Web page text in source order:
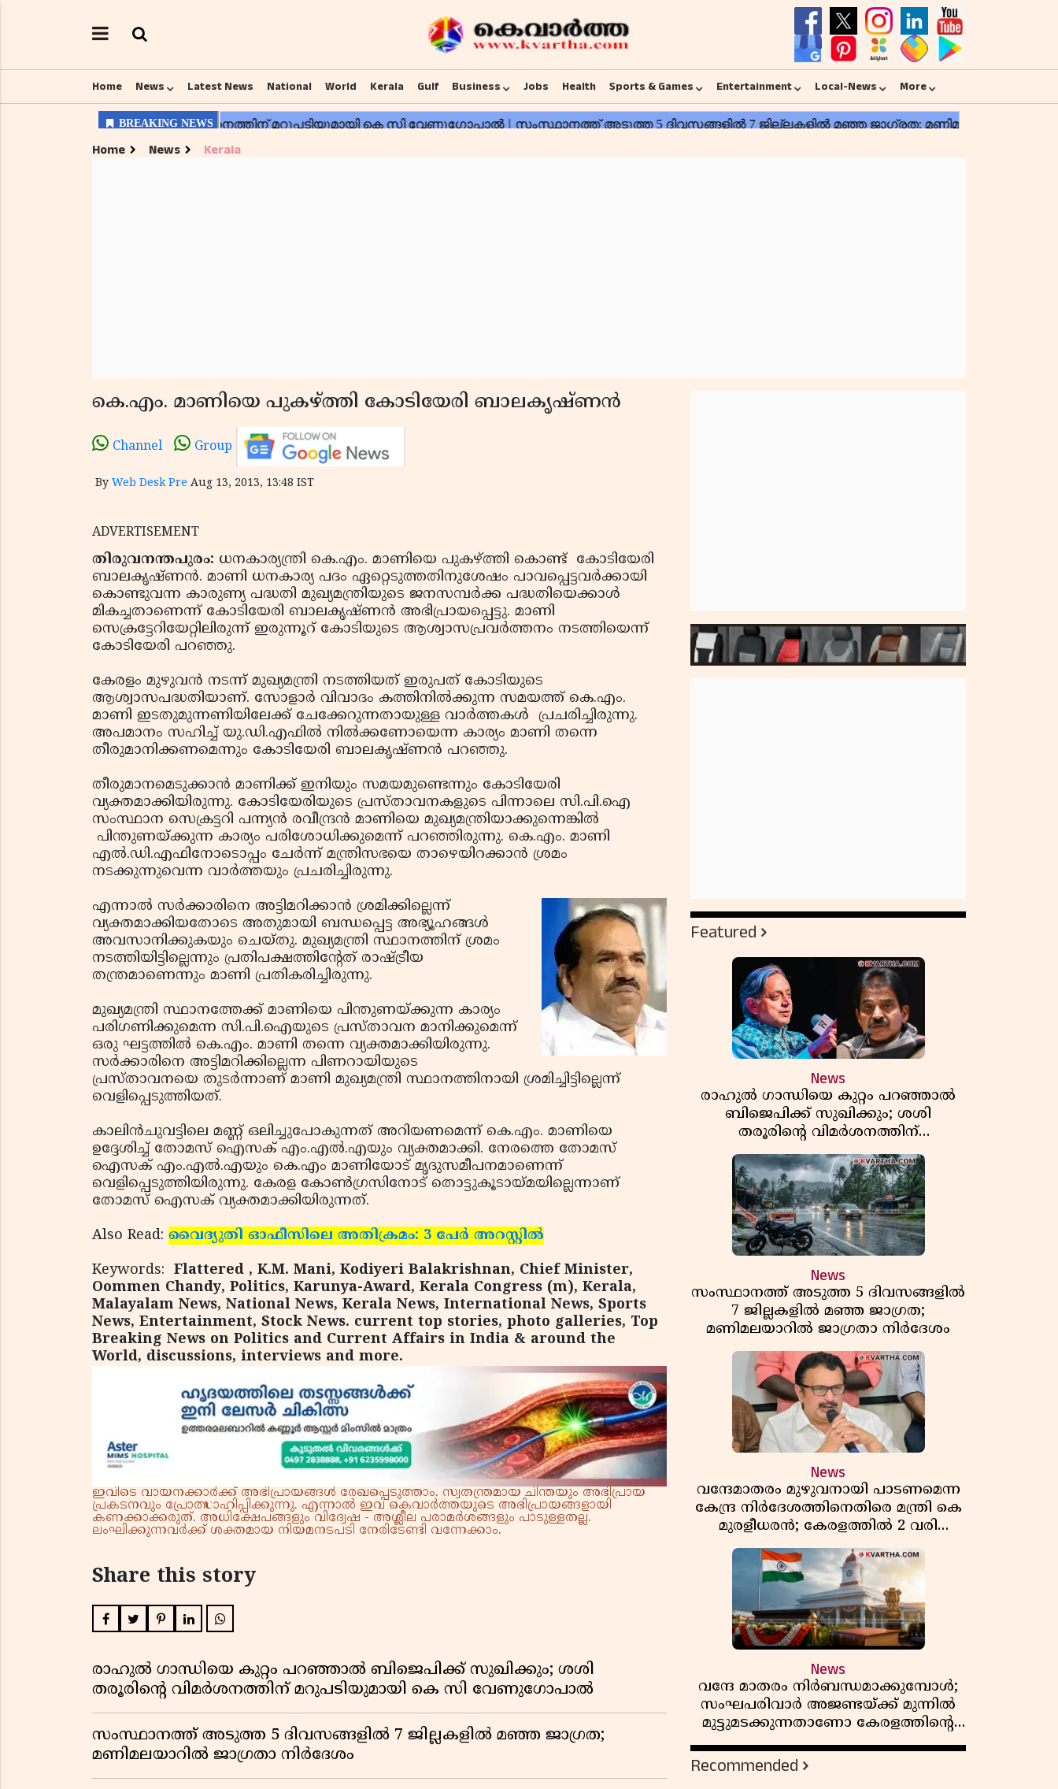
Home News Latest News National World Kerala Gulf Business Jobs Health Sports & Games Entertainment Local-News More
Home News Kerala
കെ.എം. മാണിയെ പുകഴ്ത്തി കോടിയേരി ബാലകൃഷ്ണന്‍
Channel Group
By Web Desk Pre Aug 13, 2013, 13:48 IST
ADVERTISEMENT
തിരുവനന്തപുരം: ധനകാര്യന്ത്രി കെ.എം. മാണിയെ പുകഴ്ത്തി കൊണ്ട് കോടിയേരി
ബാലകൃഷ്ണന്‍. മാണി ധനകാര്യ പദം ഏറ്റെടുത്തതിനുശേഷം പാവപ്പെട്ടവര്‍ക്കായി
കൊണ്ടുവന്ന കാരുണ്യ പദ്ധതി മുഖ്യമന്ത്രിയുടെ ജനസമ്പര്‍ക്ക പദ്ധതിയെക്കാള്‍
മികച്ചതാണെന്ന് കോടിയേരി ബാലകൃഷ്ണന്‍ അഭിപ്രായപ്പെട്ടു. മാണി
സെക്രട്ടേറിയേറ്റിലിരുന്ന് ഇരുന്നൂറ് കോടിയുടെ ആശ്വാസപ്രവര്‍ത്തനം നടത്തിയെന്ന്
കോടിയേരി പറഞ്ഞു.
കേരളം മുഴുവന്‍ നടന്ന് മുഖ്യമന്ത്രി നടത്തിയത് ഇരുപത് കോടിയുടെ
ആശ്വാസപദ്ധതിയാണ്. സോളാര്‍ വിവാദം കത്തിനില്‍ക്കുന്ന സമയത്ത് കെ.എം.
മാണി ഇടതുമുന്നണിയിലേക്ക് ചേക്കേറുന്നതായുള്ള വാര്‍ത്തകള്‍ പ്രചരിച്ചിരുന്നു.
അപമാനം സഹിച്ച് യു.ഡി.എഫില്‍ നില്‍ക്കണോയെന്ന കാര്യം മാണി തന്നെ
തീരുമാനിക്കണമെന്നും കോടിയേരി ബാലകൃഷ്ണന്‍ പറഞ്ഞു.
തീരുമാനമെടുക്കാന്‍ മാണിക്ക് ഇനിയും സമയമുണ്ടെന്നും കോടിയേരി
വ്യക്തമാക്കിയിരുന്നു. കോടിയേരിയുടെ പ്രസ്താവനകളുടെ പിന്നാലെ സി.പി.ഐ
സംസ്ഥാന സെക്രട്ടറി പന്ന്യന്‍ രവീന്ദ്രന്‍ മാണിയെ മുഖ്യമന്ത്രിയാക്കുന്നെങ്കില്‍
പിന്തുണയ്ക്കുന്ന കാര്യം പരിശോധിക്കുമെന്ന് പറഞ്ഞിരുന്നു. കെ.എം. മാണി
എല്‍.ഡി.എഫിനോടൊപ്പം ചേര്‍ന്ന് മന്ത്രിസഭയെ താഴെയിറക്കാന്‍ ശ്രമം
നടക്കുന്നുവെന്ന വാര്‍ത്തയും പ്രചരിച്ചിരുന്നു.
എന്നാല്‍ സര്‍ക്കാരിനെ അട്ടിമറിക്കാന്‍ ശ്രമിക്കില്ലെന്ന്
വ്യക്തമാക്കിയതോടെ അതുമായി ബന്ധപ്പെട്ട അഭ്യൂഹങ്ങള്‍
അവസാനിക്കുകയും ചെയ്തു. മുഖ്യമന്ത്രി സ്ഥാനത്തിന് ശ്രമം
നടത്തിയിട്ടില്ലെന്നും പ്രതിപക്ഷത്തിന്റേത് രാഷ്ട്രീയ
തന്ത്രമാണെന്നും മാണി പ്രതികരിച്ചിരുന്നു.
മുഖ്യമന്ത്രി സ്ഥാനത്തേക്ക് മാണിയെ പിന്തുണയ്ക്കുന്ന കാര്യം
പരിഗണിക്കുമെന്ന സി.പി.ഐയുടെ പ്രസ്താവന മാനിക്കുമെന്ന്
ഒരു ഘട്ടത്തില്‍ കെ.എം. മാണി തന്നെ വ്യക്തമാക്കിയിരുന്നു.
സര്‍ക്കാരിനെ അട്ടിമറിക്കില്ലെന്ന പിണറായിയുടെ
പ്രസ്താവനയെ തുടര്‍ന്നാണ് മാണി മുഖ്യമന്ത്രി സ്ഥാനത്തിനായി ശ്രമിച്ചിട്ടില്ലെന്ന്
വെളിപ്പെടുത്തിയത്.
കാലിന്‍ചുവട്ടിലെ മണ്ണ് ഒലിച്ചുപോകുന്നത് അറിയണമെന്ന് കെ.എം. മാണിയെ
ഉദ്ദേശിച്ച് തോമസ് ഐസക് എം.എല്‍.എയും വ്യക്തമാക്കി. നേരത്തെ തോമസ്
ഐസക് എം.എല്‍.എയും കെ.എം മാണിയോട് മൃദുസമീപനമാണെന്ന്
വെളിപ്പെടുത്തിയിരുന്നു. കേരള കോണ്‍ഗ്രസിനോട് തൊട്ടുകൂടായ്മയില്ലെന്നാണ്
തോമസ് ഐസക് വ്യക്തമാക്കിയിരുന്നത്.
Also Read: വൈദ്യുതി ഓഫീസിലെ അതിക്രമം: 3 പേര്‍ അറസ്റ്റില്‍
Keywords: Flattered , K.M. Mani, Kodiyeri Balakrishnan, Chief Minister,
Oommen Chandy, Politics, Karunya-Award, Kerala Congress (m), Kerala,
Malayalam News, National News, Kerala News, International News, Sports
News, Entertainment, Stock News. current top stories, photo galleries, Top
Breaking News on Politics and Current Affairs in India & around the
World, discussions, interviews and more.
ഇവിടെ വായനക്കാർക്ക് അഭിപ്രായങ്ങൾ രേഖപ്പെടുത്താം. സ്വതന്ത്രമായ ചിന്തയും അഭിപ്രായ
പ്രകടനവും പ്രോത്സാഹിപ്പിക്കുന്നു. എന്നാൽ ഇവ കെവാർത്തയുടെ അഭിപ്രായങ്ങളായി
കണക്കാക്കരുത്. അധിക്ഷേപങ്ങളും വിദ്വേഷ - അശ്ലീല പരാമർശങ്ങളും പാടുള്ളതല്ല.
ലംഘിക്കുന്നവർക്ക് ശക്തമായ നിയമനടപടി നേരിടേണ്ടി വന്നേക്കാം.
Share this story
രാഹുൽ ഗാന്ധിയെ കുറ്റം പറഞ്ഞാൽ ബിജെപിക്ക് സുഖിക്കും; ശശി
തരൂരിന്റെ വിമർശനത്തിന് മറുപടിയുമായി കെ സി വേണുഗോപാൽ
സംസ്ഥാനത്ത് അടുത്ത 5 ദിവസങ്ങളിൽ 7 ജില്ലകളിൽ മഞ്ഞ ജാഗ്രത;
മണിമലയാറിൽ ജാഗ്രതാ നിർദേശം
Featured
News
രാഹുൽ ഗാന്ധിയെ കുറ്റം പറഞ്ഞാൽ
ബിജെപിക്ക് സുഖിക്കും; ശശി
തരൂരിന്റെ വിമർശനത്തിന്
മറുപടിയുമായി കെ സി
വേണുഗോപാൽ
News
സംസ്ഥാനത്ത് അടുത്ത 5 ദിവസങ്ങളിൽ
7 ജില്ലകളിൽ മഞ്ഞ ജാഗ്രത;
മണിമലയാറിൽ ജാഗ്രതാ നിർദേശം
News
വന്ദേമാതരം മുഴുവനായി പാടണമെന്ന
കേന്ദ്ര നിർദേശത്തിനെതിരെ മന്ത്രി കെ
മുരളീധരൻ; കേരളത്തിൽ 2 വരി
മാത്രമേ ഉണ്ടാകൂ എന്ന് പ്രതികരണം
News
വന്ദേ മാതരം നിർബന്ധമാക്കുമ്പോൾ;
സംഘപരിവാർ അജണ്ടയ്ക്ക് മുന്നിൽ
മുട്ടുമടക്കുന്നതാണോ കേരളത്തിന്റെ
മതേതര പാരമ്പര്യം?
Recommended